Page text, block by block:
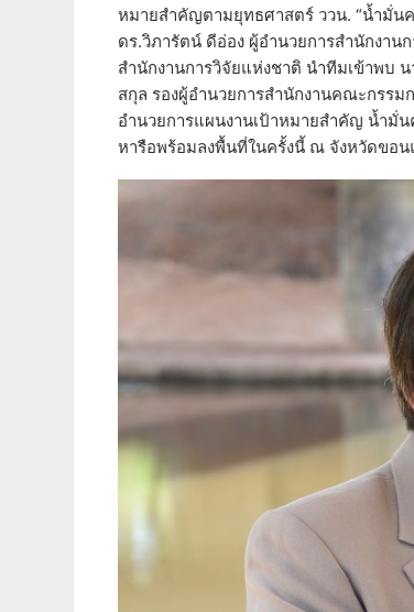
หมายสำคัญตามยุทธศาสตร์ ววน. “น้ำมั่นค
ดร.วิภารัตน์ ดีอ่อง ผู้อำนวยการสำนักงาน
สำนักงานการวิจัยแห่งชาติ นำทีมเข้าพบ
สกุล รองผู้อำนวยการสำนักงานคณะกรร
อำนวยการแผนงานเป้าหมายสำคัญ น้ำมั่
หารือพร้อมลงพื้นที่ในครั้งนี้ ณ จังหวัดขอ